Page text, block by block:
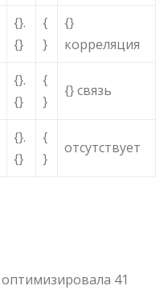
{}.
{}
{
}
{}
корреляция
{}.
{}
{
}
{} связь
{}.
{}
{
}
отсутствует
41